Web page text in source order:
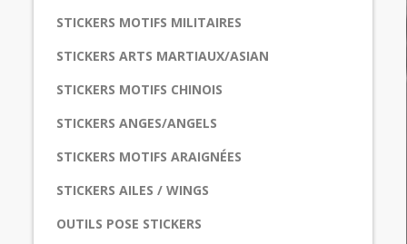
STICKERS MOTIFS MILITAIRES
STICKERS ARTS MARTIAUX/ASIAN
STICKERS MOTIFS CHINOIS
STICKERS ANGES/ANGELS
STICKERS MOTIFS ARAIGNÉES
STICKERS AILES / WINGS
OUTILS POSE STICKERS